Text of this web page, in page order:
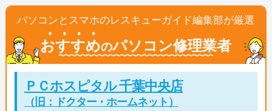
パソコンとスマホのレスキューガイド編集部が厳選
おすすめのパソコン修理業者
ＰＣホスピタル 千葉中央店
（旧：ドクター・ホームネット）